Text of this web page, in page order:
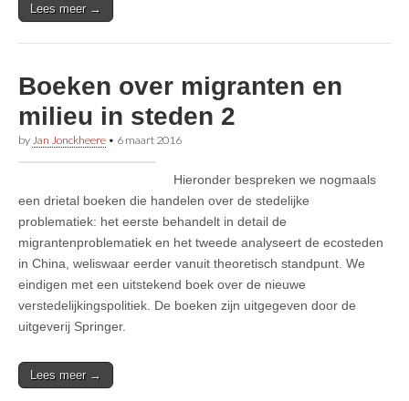
Lees meer →
Boeken over migranten en
milieu in steden 2
by Jan Jonckheere • 6 maart 2016
Hieronder bespreken we nogmaals
een drietal boeken die handelen over de stedelijke
problematiek: het eerste behandelt in detail de
migrantenproblematiek en het tweede analyseert de ecosteden
in China, weliswaar eerder vanuit theoretisch standpunt. We
eindigen met een uitstekend boek over de nieuwe
verstedelijkingspolitiek. De boeken zijn uitgegeven door de
uitgeverij Springer.
Lees meer →